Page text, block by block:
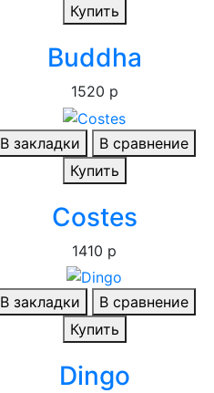
Купить
Buddha
1520 р
В закладки
В сравнение
Купить
Costes
1410 р
В закладки
В сравнение
Купить
Dingo